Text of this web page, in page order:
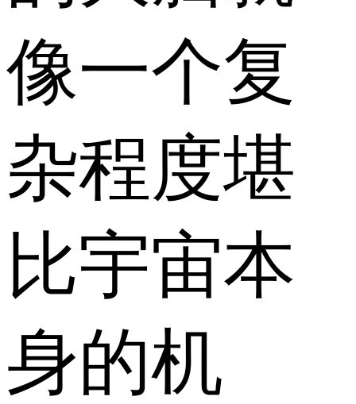
像一个复
杂程度堪
比宇宙本
身的机